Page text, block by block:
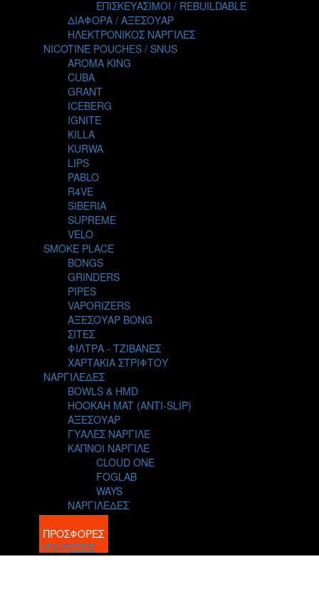
TATTOO
THE ALCHEMIST
THE SMOKER'S CLUB
TIKI MAHU
TWIST
VGOD
WILD ZOO
YETI
ΕΠΙΣΚΕΥΑΣΙΜΟΙ / REBUILDABLE
ΔΙΑΦΟΡΑ / ΑΞΕΣΟΥΑΡ
ΗΛΕΚΤΡΟΝΙΚΟΣ ΝΑΡΓΙΛΕΣ
NICOTINE POUCHES / SNUS
AROMA KING
CUBA
GRANT
ICEBERG
IGNITE
KILLA
KURWA
LIPS
PABLO
R4VE
SIBERIA
SUPREME
VELO
SMOKE PLACE
BONGS
GRINDERS
PIPES
VAPORIZERS
ΑΞΕΣΟΥΑΡ BONG
ΣΙΤΕΣ
ΦΙΛΤΡΑ - ΤΖΙΒΑΝΕΣ
ΧΑΡΤΑΚΙΑ ΣΤΡΙΦΤΟΥ
ΝΑΡΓΙΛΕΔΕΣ
BOWLS & HMD
HOOKAH MAT (ANTI-SLIP)
ΑΞΕΣΟΥΑΡ
ΓΥΑΛΕΣ ΝΑΡΓΙΛΕ
ΚΑΠΝΟΙ ΝΑΡΓΙΛΕ
CLOUD ONE
FOGLAB
WAYS
ΝΑΡΓΙΛΕΔΕΣ
BLOG
ΠΡΟΣΦΟΡΕΣ
ΥΠΗΡΕΣΙΕΣ